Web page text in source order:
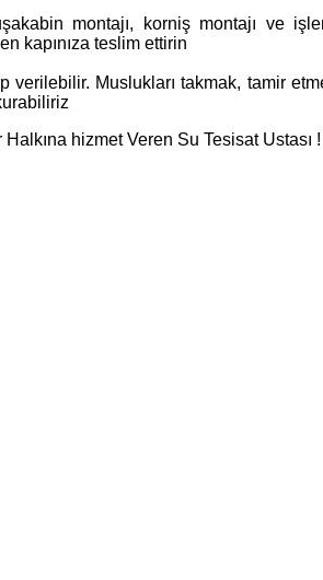
montajı, korniş montajı ve
kapınıza teslim ettirin
Muslukları takmak, tamir
hizmet Veren Su Tesisat Ustası !